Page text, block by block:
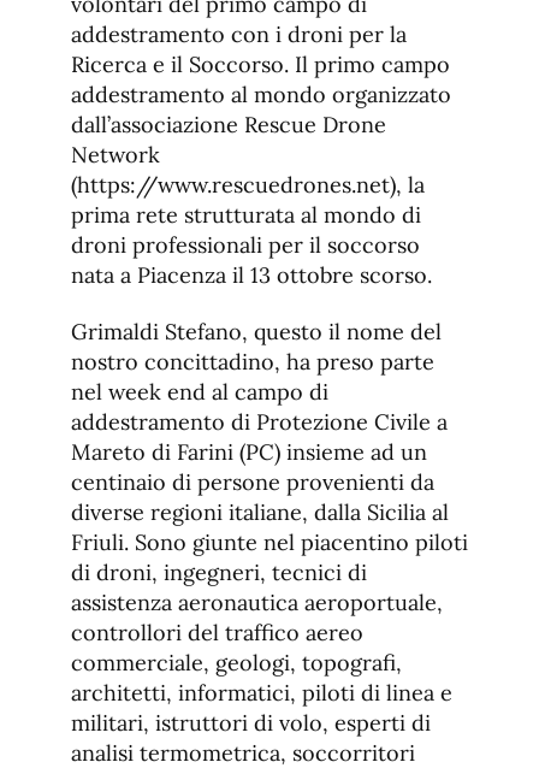
fuente.
addestramento con i droni per la
Ricerca e il Soccorso. Il primo campo
addestramento al mondo organizzato
dall’associazione Rescue Drone
Network
(https://www.rescuedrones.net), la
prima rete strutturata al mondo di
droni professionali per il soccorso
nata a Piacenza il 13 ottobre scorso.
Grimaldi Stefano, questo il nome del
nostro concittadino, ha preso parte
nel week end al campo di
addestramento di Protezione Civile a
Mareto di Farini (PC) insieme ad un
centinaio di persone provenienti da
diverse regioni italiane, dalla Sicilia al
Friuli. Sono giunte nel piacentino piloti
di droni, ingegneri, tecnici di
assistenza aeronautica aeroportuale,
controllori del traffico aereo
commerciale, geologi, topografi,
architetti, informatici, piloti di linea e
militari, istruttori di volo, esperti di
analisi termometrica, soccorritori